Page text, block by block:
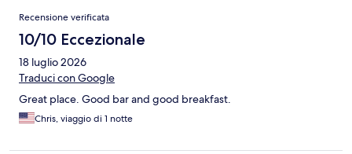
Recensioni
Recensione verificata
10/10 Eccezionale
18 luglio 2026
Traduci con Google
Great place. Good bar and good breakfast.
Chris, viaggio di 1 notte